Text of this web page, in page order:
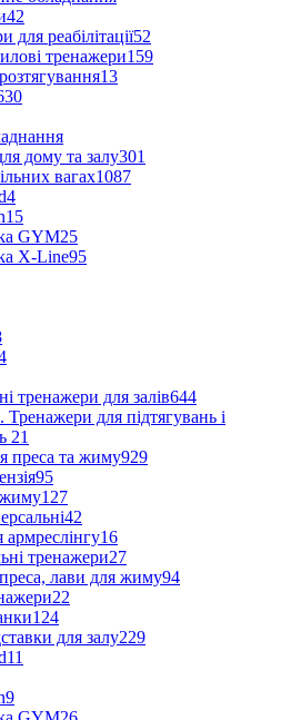
42
для реабілітації52
тренажери159
13
дому та залу301
вагах1087
4
15
GYM25
X-Line95
тренажери для залів644
Тренажери для підтягувань і
21
преса та жиму929
95
127
42
16
тренажери27
лави для жиму94
22
124
для залу229
11
9